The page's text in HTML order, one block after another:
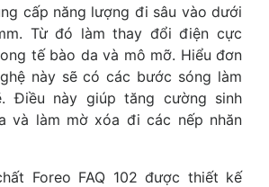
cấp năng lượng đi sâu vào dưới
Từ đó làm thay đổi điện cực
tế bào da và mô mỡ. Hiểu đơn
này sẽ có các bước sóng làm
Điều này giúp tăng cường sinh
và làm mờ xóa đi các nếp nhăn
Foreo FAQ 102 được thiết kế